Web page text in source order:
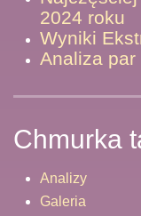
2024 roku
Wyniki
Analiza
Chmurka
Analizy
Galeria